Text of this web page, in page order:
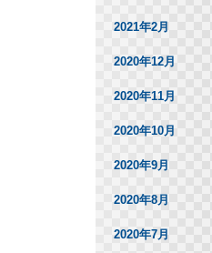
2021年2月
2020年12月
2020年11月
2020年10月
2020年9月
2020年8月
2020年7月